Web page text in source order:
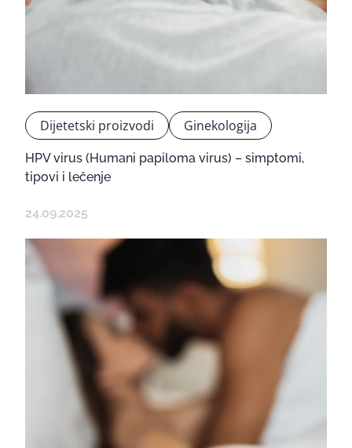
Dijetetski proizvodi Ginekologija
HPV virus (Humani papiloma virus) – simptomi,
tipovi i lečenje
24.09.2025